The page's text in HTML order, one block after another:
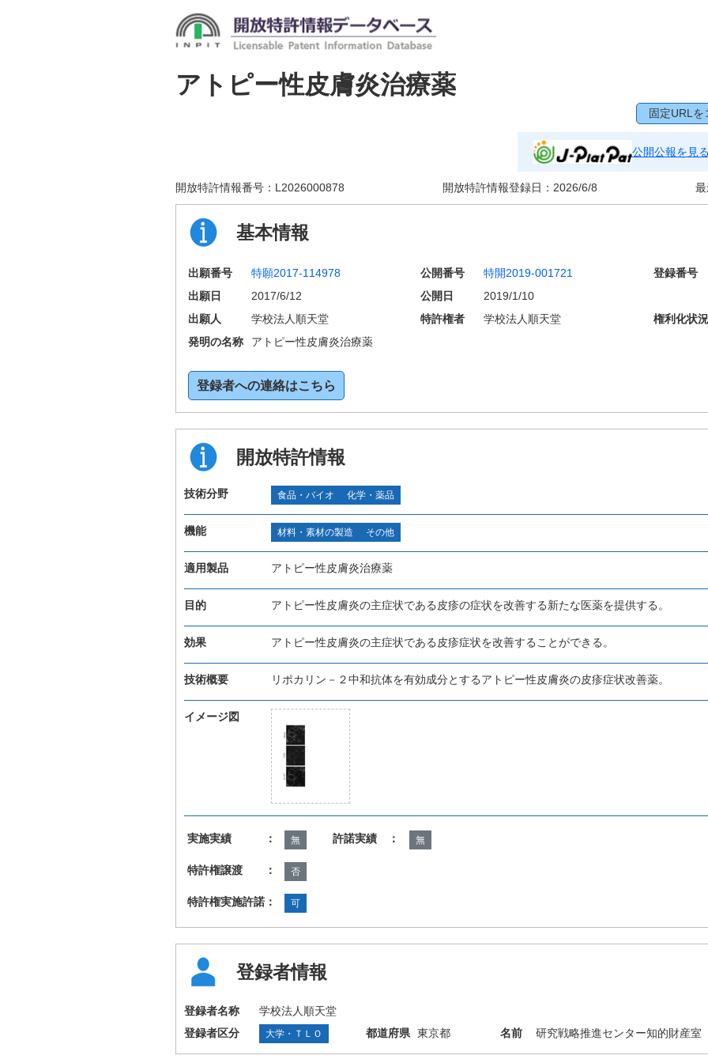
アトピー性皮膚炎治療薬
固定URLを
公開公報を見る
開放特許情報番号： L2026000878 開放特許情報登録日： 2026/6/8 最
基本情報
出願番号 特願2017-114978 公開番号 特開2019-001721 登録番号
出願日
2017/6/12 公開日
2019/1/10
出願人
学校法人順天堂 特許権者 学校法人順天堂 権利化状況
発明の名称
アトピー性皮膚炎治療薬
登録者への連絡はこちら
開放特許情報
技術分野 食品・バイオ 化学・薬品
機能 材料・素材の製造 その他
適用製品 アトピー性皮膚炎治療薬
目的 アトピー性皮膚炎の主症状である皮疹の症状を改善する新たな医薬を提供する。
効果 アトピー性皮膚炎の主症状である皮疹症状を改善することができる。
技術概要 リポカリン－２中和抗体を有効成分とするアトピー性皮膚炎の皮疹症状改善薬。
イメージ図
実施実績 ： 無 許諾実績 ： 無
特許権譲渡 ： 否
特許権実施許諾： 可
登録者情報
登録者名称
学校法人順天堂
登録者区分
大学・ＴＬＯ 都道府県 東京都 名前 研究戦略推進センター知的財産室